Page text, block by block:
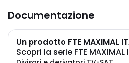
Documentazione
Un prodotto FTE MAXIMAL
Scopri la serie FTE MAXIMAL